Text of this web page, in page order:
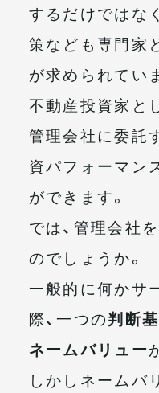
するだけではな
策なども専門家
が求められてい
不動産投資家と
管理会社に委託
資パフォーマン
ができます。
では、管理会社
のでしょうか。
一般的に何かサ
際、一つの判断
ネームバリュー
しかしネームバ